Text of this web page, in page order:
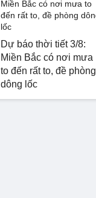
Dự báo thời tiết 3/8:
Miền Bắc có nơi mưa
to đến rất to, đề phòng
dông lốc